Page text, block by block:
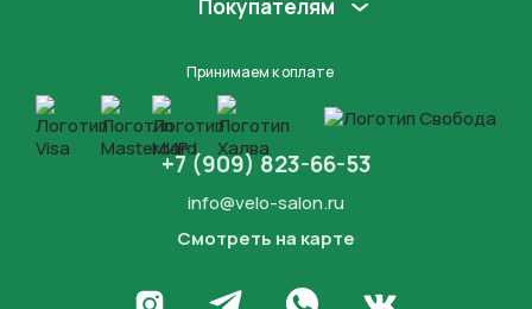
Покупателям
Принимаем к оплате
+7 (909) 823-66-53
info@velo-salon.ru
Смотреть на карте
Перейти в Инстаграм
Написать в Телеграм
Написать в WhatsApp
Перейти во